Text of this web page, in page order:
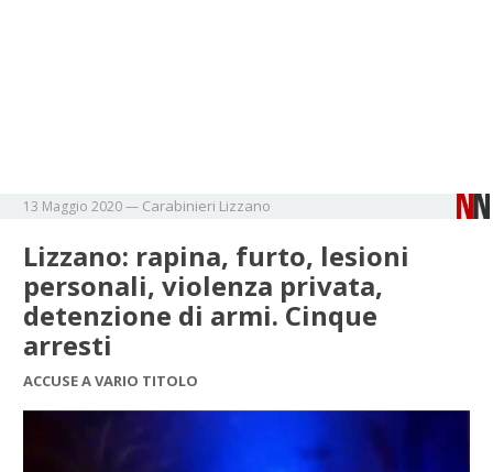
13 Maggio 2020— Carabinieri Lizzano
Lizzano: rapina, furto, lesioni
personali, violenza privata,
detenzione di armi. Cinque
arresti
ACCUSE A VARIO TITOLO